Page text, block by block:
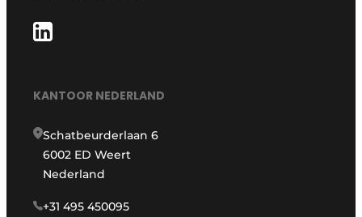
KANTOOR NEDERLAND
Schatbeurderlaan 6
6002 ED Weert
Nederland
+31 495 450095